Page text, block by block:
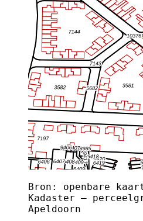
Bron: openbare
Kadaster —
Apeldoorn